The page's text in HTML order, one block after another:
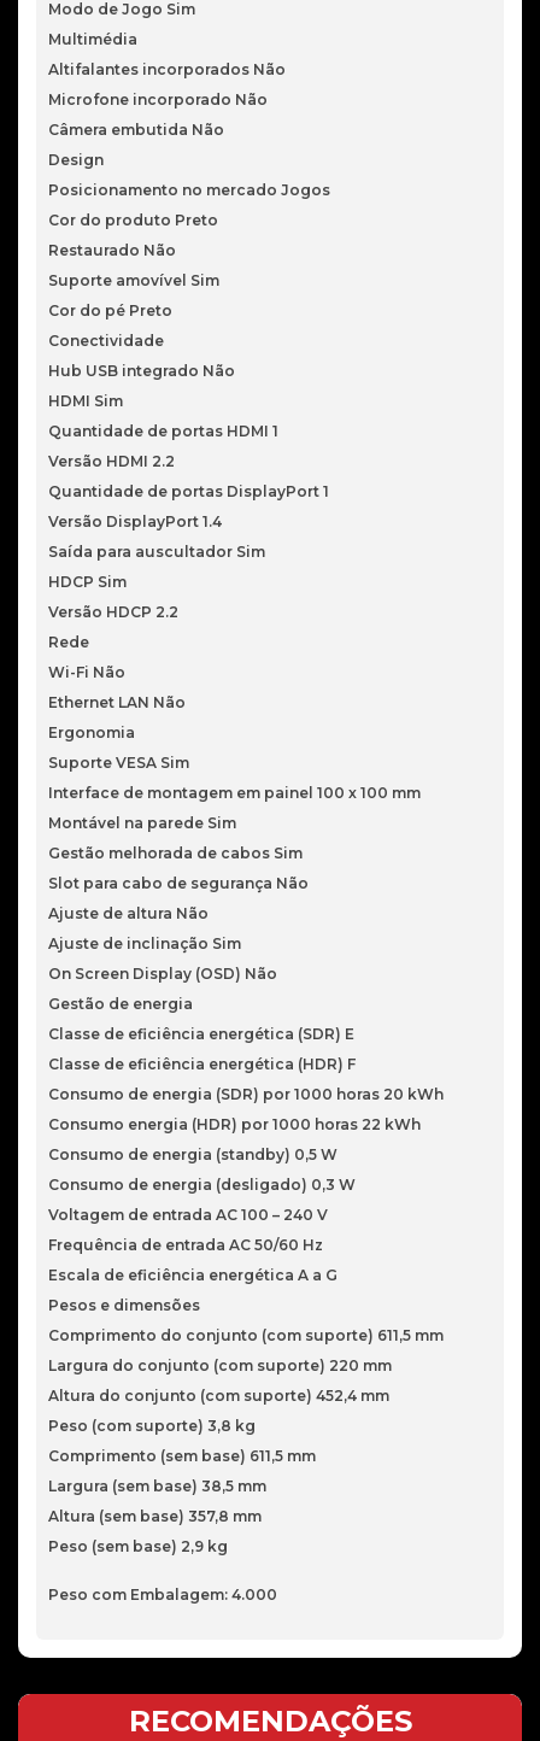
Modo de Jogo Sim
Multimédia
Altifalantes incorporados Não
Microfone incorporado Não
Câmera embutida Não
Design
Posicionamento no mercado Jogos
Cor do produto Preto
Restaurado Não
Suporte amovível Sim
Cor do pé Preto
Conectividade
Hub USB integrado Não
HDMI Sim
Quantidade de portas HDMI 1
Versão HDMI 2.2
Quantidade de portas DisplayPort 1
Versão DisplayPort 1.4
Saída para auscultador Sim
HDCP Sim
Versão HDCP 2.2
Rede
Wi-Fi Não
Ethernet LAN Não
Ergonomia
Suporte VESA Sim
Interface de montagem em painel 100 x 100 mm
Montável na parede Sim
Gestão melhorada de cabos Sim
Slot para cabo de segurança Não
Ajuste de altura Não
Ajuste de inclinação Sim
On Screen Display (OSD) Não
Gestão de energia
Classe de eficiência energética (SDR) E
Classe de eficiência energética (HDR) F
Consumo de energia (SDR) por 1000 horas 20 kWh
Consumo energia (HDR) por 1000 horas 22 kWh
Consumo de energia (standby) 0,5 W
Consumo de energia (desligado) 0,3 W
Voltagem de entrada AC 100 – 240 V
Frequência de entrada AC 50/60 Hz
Escala de eficiência energética A a G
Pesos e dimensões
Comprimento do conjunto (com suporte) 611,5 mm
Largura do conjunto (com suporte) 220 mm
Altura do conjunto (com suporte) 452,4 mm
Peso (com suporte) 3,8 kg
Comprimento (sem base) 611,5 mm
Largura (sem base) 38,5 mm
Altura (sem base) 357,8 mm
Peso (sem base) 2,9 kg
Peso com Embalagem: 4.000
RECOMENDAÇÕES